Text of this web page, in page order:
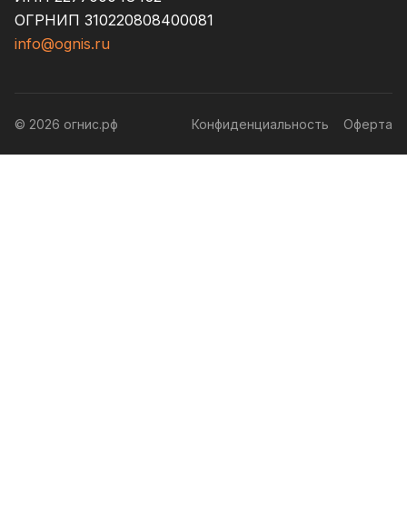
ОГРНИП 310220808400081
info@ognis.ru
© 2026 огнис.рф Конфиденциальность Оферта